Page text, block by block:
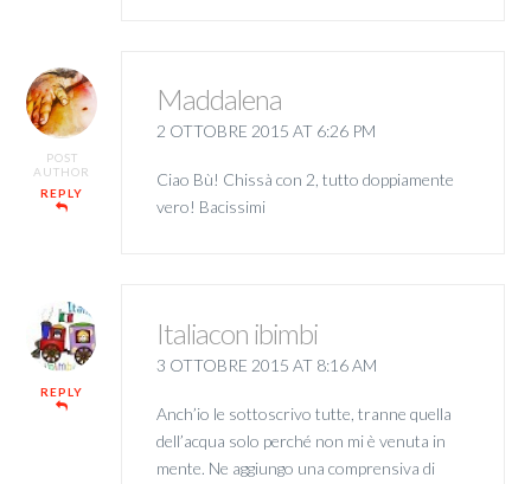
POST
AUTHOR
REPLY
Maddalena
2 OTTOBRE 2015 AT 6:26 PM
Ciao Bù! Chissà con 2, tutto doppiamente
vero! Bacissimi
REPLY
Italiacon ibimbi
3 OTTOBRE 2015 AT 8:16 AM
Anch’io le sottoscrivo tutte, tranne quella
dell’acqua solo perché non mi è venuta in
mente. Ne aggiungo una comprensiva di